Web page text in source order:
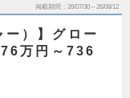
掲載期間 26/07/30～26/08/12
ー）】グロー
万円～736